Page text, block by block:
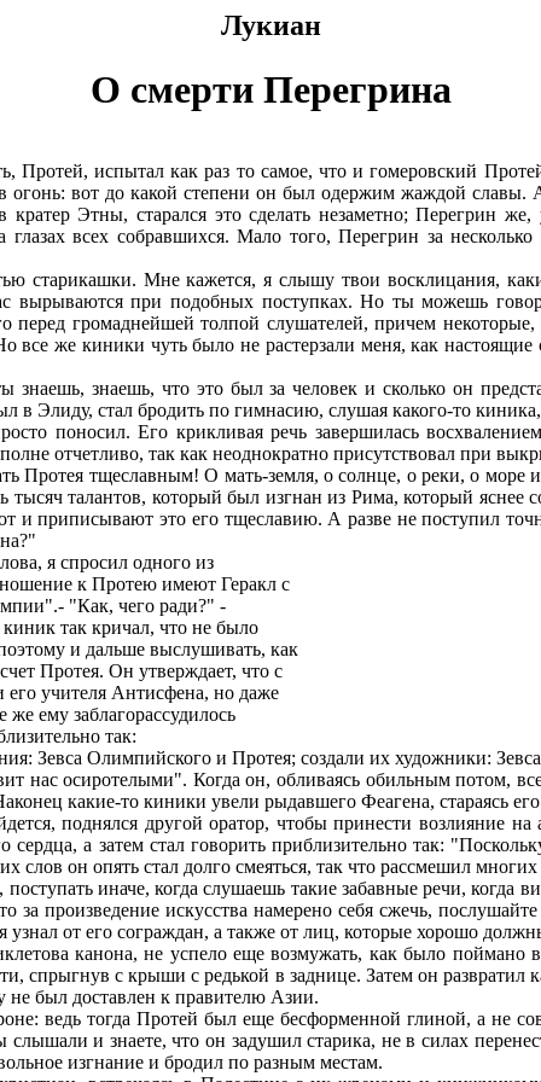
Лукиан
О смерти Перегрина
Протей, испытал как раз то самое, что и гомеровский
огонь: вот до какой степени он был одержим жаждой
Этны, старался это сделать незаметно; Перегрин
всех собравшихся. Мало того, Перегрин за
старикашки. Мне кажется, я слышу твои восклицания,
вырываются при подобных поступках. Но ты можешь
перед громаднейшей толпой слушателей, причем
же киники чуть было не растерзали меня, как
знаешь, что это был за человек и сколько он
в Элиду, стал бродить по гимнасию, слушая какого-то
поносил. Его крикливая речь завершилась
отчетливо, так как неоднократно присутствовал при
Протея тщеславным! О мать-земля, о солнце, о реки, о море
талантов, который был изгнан из Рима, который яснее
приписывают это его тщеславию. А разве не поступил
я спросил одного из
к Протею имеют Геракл с
"Как, чего ради?" -
киник так кричал, что не было
и дальше выслушивать, как
Протея. Он утверждает, что с
его учителя Антисфена, но даже
ему заблагорассудилось
так:
Зевса Олимпийского и Протея; создали их художники:
нас осиротелыми". Когда он, обливаясь обильным потом,
какие-то киники увели рыдавшего Феагена, стараясь
поднялся другой оратор, чтобы принести возлияние
а затем стал говорить приблизительно так:
слов он опять стал долго смеяться, так что рассмешил многих
иначе, когда слушаешь такие забавные речи,
произведение искусства намерено себя сжечь,
от его сограждан, а также от лиц, которые хорошо
канона, не успело еще возмужать, как было
спрыгнув с крыши с редькой в заднице. Затем он
не был доставлен к правителю Азии.
ведь тогда Протей был еще бесформенной глиной, а не
и знаете, что он задушил старика, не в силах
изгнание и бродил по разным местам.